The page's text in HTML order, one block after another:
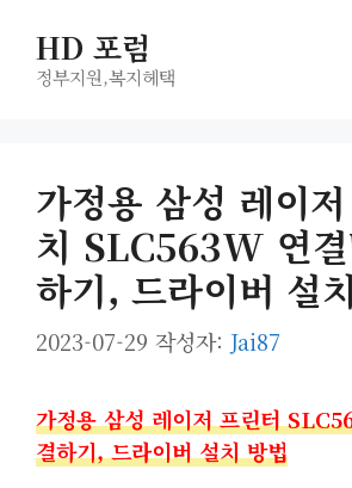
HD 포럼
정부지원,복지헤택
가정용 삼성 레이
치 SLC563W 연
하기, 드라이버 설
2023-07-29 작성자: Jai87
가정용 삼성 레이저 프린터
결하기, 드라이버 설치 방법